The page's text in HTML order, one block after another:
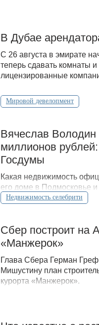
В Дубае
С 26 августа в эмирате
теперь сдавать комнаты и
лицензированные
Мировой девелопмент
Вячеслав Володин
миллионов
Госдумы
Какая недвижимость
его доме в Подмосковье
открытых данных.
Недвижимость селебрити
Сбер построит на
«Манжерок»
Глава Сбера Герман
Мишустину план
курорта «Манжерок».